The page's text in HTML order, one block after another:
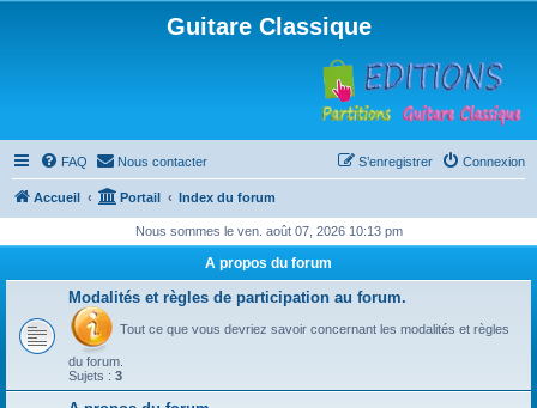
Guitare Classique
FAQ Nous contacter Connexion
S’enregistrer
Accueil Portail Index du forum
Nous sommes le ven. août 07, 2026 10:13 pm
A propos du forum
Modalités et règles de participation au forum.
Tout ce que vous devriez savoir concernant les modalités et règles
du forum.
Sujets : 3